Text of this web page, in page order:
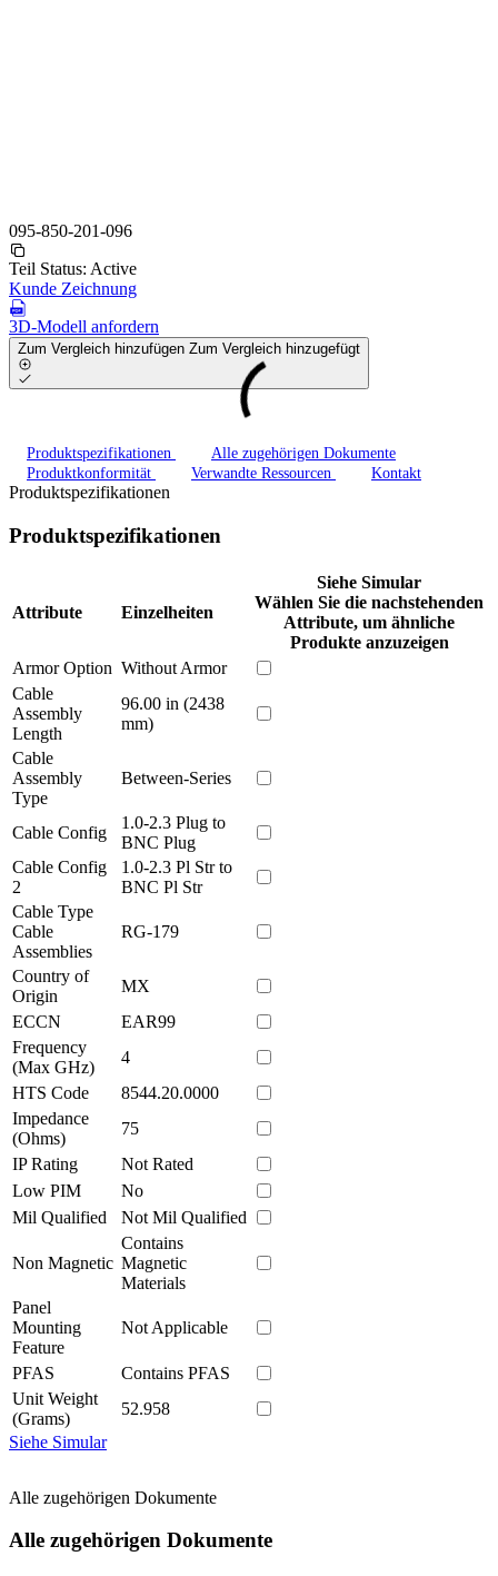
095-850-201-096
Teil Status: Active
Kunde Zeichnung
3D-Modell anfordern
Zum Vergleich hinzufügen Zum Vergleich hinzugefügt
Produktspezifikationen
Alle zugehörigen Dokumente
Produktkonformität
Verwandte Ressourcen Kontakt
Produktspezifikationen
Produktspezifikationen
Attribute Einzelheiten
Siehe Simular
Wählen Sie die nachstehenden
Attribute, um ähnliche
Produkte anzuzeigen
Armor Option Without Armor
Cable
Assembly
Length
96.00 in (2438
mm)
Cable
Assembly
Type
Between-Series
Cable Config
1.0-2.3 Plug to
BNC Plug
Cable Config
2
1.0-2.3 Pl Str to
BNC Pl Str
Cable Type
Cable
Assemblies
RG-179
Country of
Origin
MX
ECCN
EAR99
Frequency
(Max GHz)
4
HTS Code
8544.20.0000
Impedance
(Ohms)
75
IP Rating
Not Rated
Low PIM
No
Mil Qualified
Not Mil Qualified
Non Magnetic
Contains
Magnetic
Materials
Panel
Mounting
Feature
Not Applicable
PFAS
Contains PFAS
Unit Weight
(Grams)
52.958
Siehe Simular
Alle zugehörigen Dokumente
Alle zugehörigen Dokumente